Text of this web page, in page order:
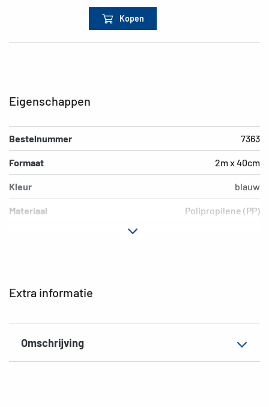
Kopen
Extra informatie
Omschrijving
Eigenschappen
Bestelnummer 7363
Formaat 2m x 40cm
Kleur blauw
Materiaal Polipropilene (PP)